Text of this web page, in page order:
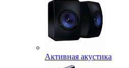
Активная акустика